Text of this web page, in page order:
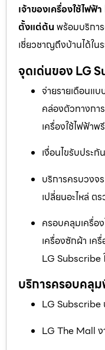
เจ้าของเครื่องใช้ไฟฟ้
ตั้งแต่ต้น พร้อมบริกา
เชี่ยวชาญถึงบ้านได้ใน
จุดเด่นของ LG
จ่ายรายเดือนแ
คล่องตัวทางกา
เครื่องใช้ไฟฟ้าพ
เงื่อนไขรับประ
บริการครบวงจ
เปลี่ยนอะไหล่ ต
ครอบคลุมเครื่อ
เครื่องซักผ้า เ
LG Subscribe
บริการครอบคลุ
LG Subscribe
LG The Mall